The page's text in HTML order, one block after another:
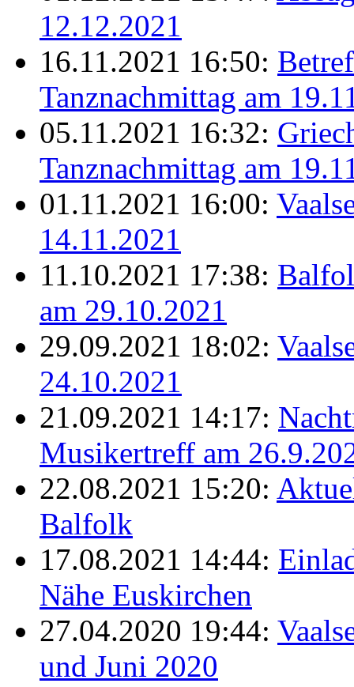
12.12.2021
16.11.2021 16:50:
Tanznachmittag am
05.11.2021 16:32:
Tanznachmittag am
01.11.2021 16:00:
14.11.2021
11.10.2021 17:38:
am 29.10.2021
29.09.2021 18:02:
24.10.2021
21.09.2021 14:17:
Musikertreff am
22.08.2021 15:20:
Balfolk
17.08.2021 14:44:
Nähe Euskirchen
27.04.2020 19:44:
und Juni 2020